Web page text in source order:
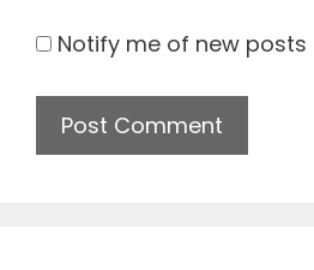
Notify me of new posts